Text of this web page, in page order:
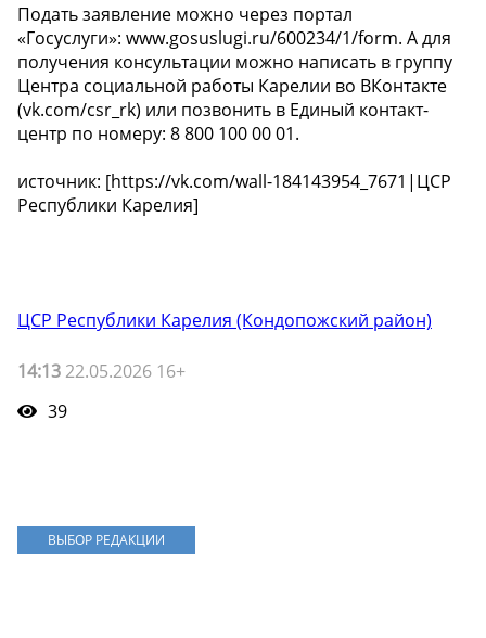
Подать заявление можно через портал
«Госуслуги»: www.gosuslugi.ru/600234/1/form. А для
получения консультации можно написать в группу
Центра социальной работы Карелии во ВКонтакте
(vk.com/csr_rk) или позвонить в Единый контакт-
центр по номеру: 8 800 100 00 01.
источник: [https://vk.com/wall-184143954_7671|ЦСР
Республики Карелия]
ЦСР Республики Карелия (Кондопожский район)
14:13 22.05.2026 16+
39
ВЫБОР РЕДАКЦИИ